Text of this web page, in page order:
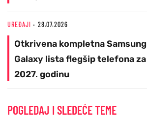
UREĐAJI 28.07.2026
Otkrivena kompletna Samsung
Galaxy lista flegšip telefona za
2027. godinu
POGLEDAJ I SLEDEĆE TEME